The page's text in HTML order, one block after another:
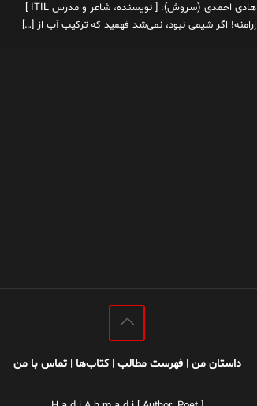
هادی احمدی (سروش): [ نویسنده، شاعر و مدرس ITIL ]
اِرامنه! اگر شیمی نبود، نمی‌شد فهمید که ترکیب آب از […]
داستان من |فهرست مطالب |کتاب‌ها |تماس با من